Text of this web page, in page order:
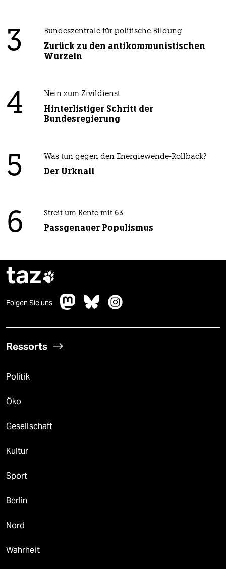
3 Bundeszentrale für politische Bildung
Zurück zu den antikommunistischen
Wurzeln
4 Nein zum Zivildienst
Hinterlistiger Schritt der
Bundesregierung
5 Was tun gegen den Energiewende-Rollback?
Der Urknall
6 Streit um Rente mit 63
Passgenauer Populismus
taz
Folgen Sie uns
Ressorts
Politik
Öko
Gesellschaft
Kultur
Sport
Berlin
Nord
Wahrheit